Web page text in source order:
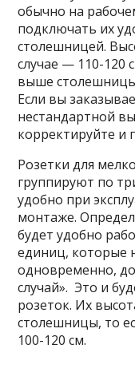
обычно на
подключать их
столешницей.
случае — 110-120
выше
Если вы
нестандартной
корректируйте и
Розетки для
группируют по
удобно при
монтаже.
будет удобно
единиц, которые
одновременно,
случай». Это и
розеток. Их
столешницы, то
100-120 см.